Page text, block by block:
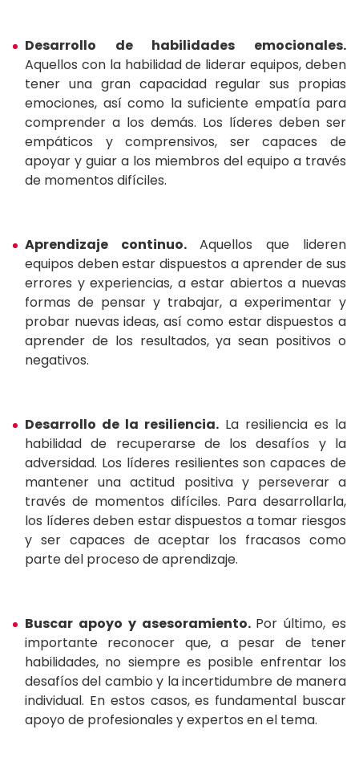
Desarrollo de habilidades emocionales.
Aquellos con la habilidad de liderar equipos, deben
tener una gran capacidad regular sus propias
emociones, así como la suficiente empatía para
comprender a los demás. Los líderes deben ser
empáticos y comprensivos, ser capaces de
apoyar y guiar a los miembros del equipo a través
de momentos difíciles.
Aprendizaje continuo. Aquellos que lideren
equipos deben estar dispuestos a aprender de sus
errores y experiencias, a estar abiertos a nuevas
formas de pensar y trabajar, a experimentar y
probar nuevas ideas, así como estar dispuestos a
aprender de los resultados, ya sean positivos o
negativos.
Desarrollo de la resiliencia. La resiliencia es la
habilidad de recuperarse de los desafíos y la
adversidad. Los líderes resilientes son capaces de
mantener una actitud positiva y perseverar a
través de momentos difíciles. Para desarrollarla,
los líderes deben estar dispuestos a tomar riesgos
y ser capaces de aceptar los fracasos como
parte del proceso de aprendizaje.
Buscar apoyo y asesoramiento. Por último, es
importante reconocer que, a pesar de tener
habilidades, no siempre es posible enfrentar los
desafíos del cambio y la incertidumbre de manera
individual. En estos casos, es fundamental buscar
apoyo de profesionales y expertos en el tema.